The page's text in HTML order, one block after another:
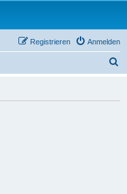
Anmelden
Registrieren